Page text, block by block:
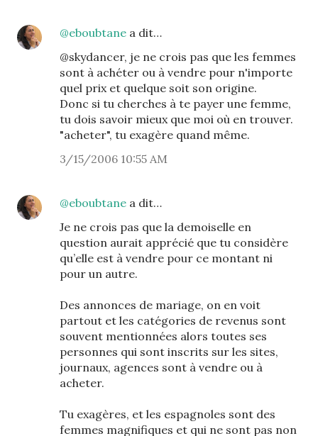
@eboubtane a dit…
@skydancer, je ne crois pas que les femmes
sont à achéter ou à vendre pour n'importe
quel prix et quelque soit son origine.
Donc si tu cherches à te payer une femme,
tu dois savoir mieux que moi où en trouver.
"acheter", tu exagère quand même.
3/15/2006 10:55 AM
@eboubtane a dit…
Je ne crois pas que la demoiselle en
question aurait apprécié que tu considère
qu’elle est à vendre pour ce montant ni
pour un autre.
Des annonces de mariage, on en voit
partout et les catégories de revenus sont
souvent mentionnées alors toutes ses
personnes qui sont inscrits sur les sites,
journaux, agences sont à vendre ou à
acheter.
Tu exagères, et les espagnoles sont des
femmes magnifiques et qui ne sont pas non